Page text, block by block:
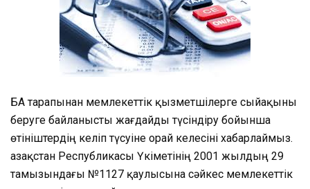
БАҚ тарапынан мемлекеттік қызметшілерге сыйақыны
беруге байланысты жағдайды түсіндіру бойынша
өтініштердің келіп түсуіне орай келесіні хабарлаймыз.
Қазақстан Республикасы Үкіметінің 2001 жылдың 29
тамызындағы №1127 қаулысына сәйкес мемлекеттік